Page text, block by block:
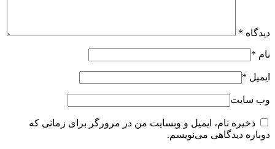
دیدگاه *
نام *
ایمیل *
وب سایت
ذخیره نام، ایمیل و وبسایت من در مرورگر برای زمانی که
دوباره دیدگاهی می‌نویسم.